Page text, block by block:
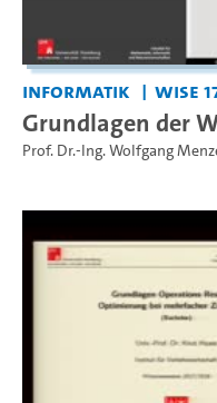
Informatik WiSe
Grundlagen der
Prof. Dr.-Ing. Wolfgang